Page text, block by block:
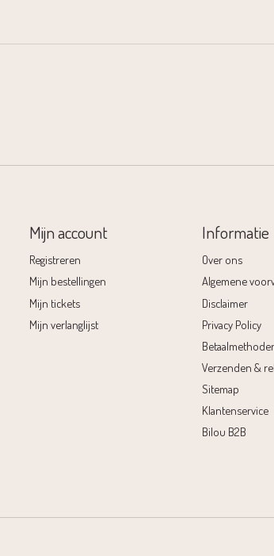
Mijn account
Registreren
Mijn bestellingen
Mijn tickets
Mijn verlanglijst
Informatie
Over ons
Algemene
Disclaimer
Privacy Policy
Verzenden &
Sitemap
Klantenservice
Bilou B2B